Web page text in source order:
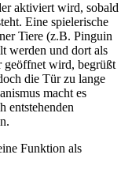
aktiviert wird, sobald
Eine spielerische
Tiere (z.B. Pinguin
werden und dort als
geöffnet wird, begrüßt
die Tür zu lange
macht es
entstehenden
Funktion als